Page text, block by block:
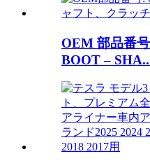
OEM 部品番号
BOOT –